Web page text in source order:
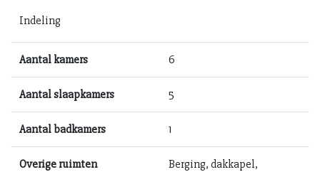
Indeling
Aantal kamers 6
Aantal slaapkamers 5
Aantal badkamers 1
Overige ruimten
Berging, dakkapel,